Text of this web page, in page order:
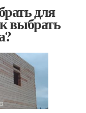
для
выбрать